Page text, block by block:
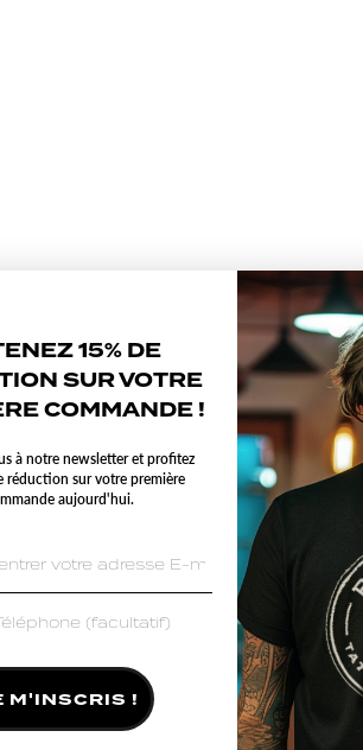
15% DE
SUR VOTRE
COMMANDE !
à notre newsletter et profitez
réduction sur votre première
aujourd'hui.
M'INSCRIS !